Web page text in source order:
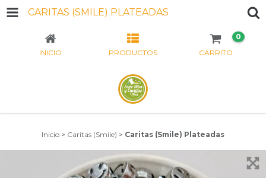
CARITAS (SMILE) PLATEADAS
INICIO PRODUCTOS CARRITO
0
Inicio > Caritas (Smile) > Caritas (Smile) Plateadas